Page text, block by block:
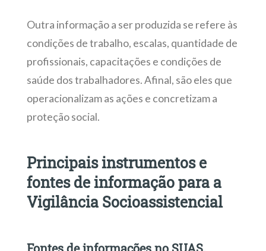
Outra informação a ser produzida se refere às
condições de trabalho, escalas, quantidade de
profissionais, capacitações e condições de
saúde dos trabalhadores. Afinal, são eles que
operacionalizam as ações e concretizam a
proteção social.
Principais instrumentos e
fontes de informação para a
Vigilância Socioassistencial
Fontes de informações no SUAS.